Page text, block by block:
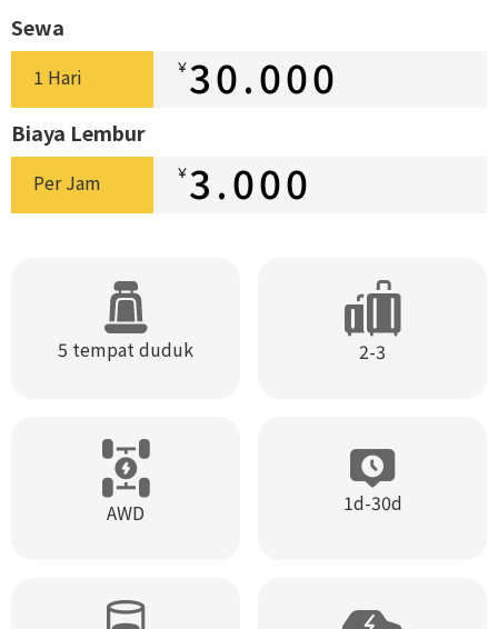
Sewa
1 Hari ￥30.000
Biaya Lembur
Per Jam ￥3.000
5 tempat duduk 2-3
AWD 1d-30d